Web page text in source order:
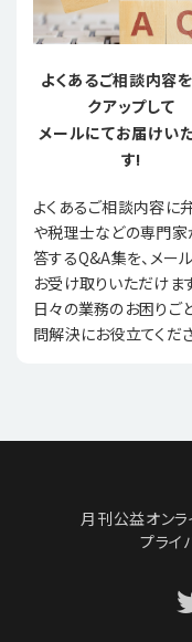
よくあるご相談内容
クアップして
メールにてお届けい
す!
よくあるご相談内容に
や税理士などの専門家
答するQ&A集を、メー
お受け取りいただけます
日々の業務のお困りご
問解決にお役立てくださ
月刊公益オンラ
プライ